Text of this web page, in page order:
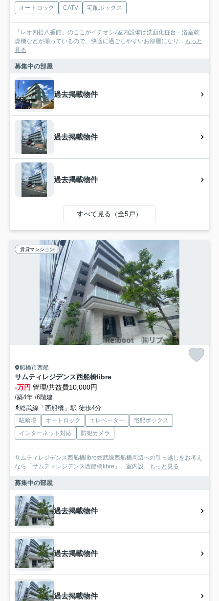
オートロック CATV 宅配ボックス
「レオ四拾八番館」のここがイチオシ♪室内設備は洗面化粧台・浴室乾
燥機などが揃っているので、快適に過ごしやすいお部屋になり... もっと
見る
募集中の部屋
過去掲載物件
過去掲載物件
過去掲載物件
すべて見る（全5戸）
賃貸マンション
船橋市西船
サムティレジデンス西船橋libre
-万円 管理/共益費10,000円
/築4年 /6階建
総武線「西船橋」駅 徒歩4分
駐輪場 オートロック エレベーター
宅配ボックス
インターネット対応
防犯カメラ
サムティレジデンス西船橋libre総武線西船橋周辺への引っ越しをお考え
なら「サムティレジデンス西船橋libre」。室内設... もっと見る
募集中の部屋
過去掲載物件
過去掲載物件
過去掲載物件